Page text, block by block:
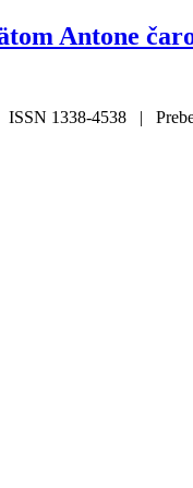
Antone
1338-4538 |